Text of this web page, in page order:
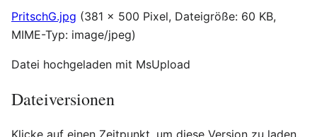
PritschG.jpg (381 × 500 Pixel, Dateigröße: 60 KB,
MIME-Typ: image/jpeg)
Datei hochgeladen mit MsUpload
Dateiversionen
Klicke auf einen Zeitpunkt, um diese Version zu laden.